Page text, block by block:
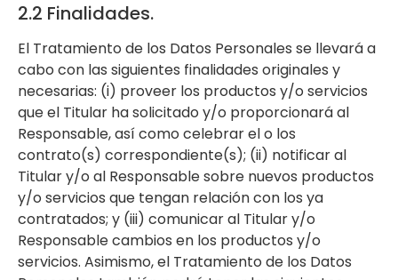
2.2 Finalidades.
El Tratamiento de los Datos Personales se llevará a
cabo con las siguientes finalidades originales y
necesarias: (i) proveer los productos y/o servicios
que el Titular ha solicitado y/o proporcionará al
Responsable, así como celebrar el o los
contrato(s) correspondiente(s); (ii) notificar al
Titular y/o al Responsable sobre nuevos productos
y/o servicios que tengan relación con los ya
contratados; y (iii) comunicar al Titular y/o
Responsable cambios en los productos y/o
servicios. Asimismo, el Tratamiento de los Datos